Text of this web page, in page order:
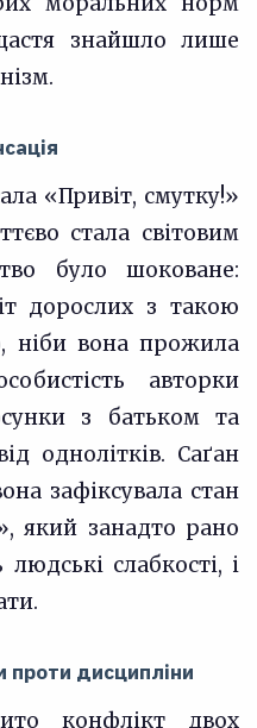
знайшло лише
«Привіт, смутку!»
стала світовим
було шоковане:
дорослих з такою
ніби вона прожила
авторки
з батьком та
однолітків. Саґан
зафіксувала стан
який занадто рано
слабкості, і
проти дисципліни
конфлікт двох